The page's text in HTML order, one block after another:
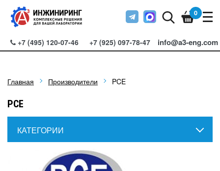
+7 (495) 120-07-46 +7 (925) 097-78-47 info@a3-eng.com
0
Главная Производители PCE
PCE
КАТЕГОРИИ